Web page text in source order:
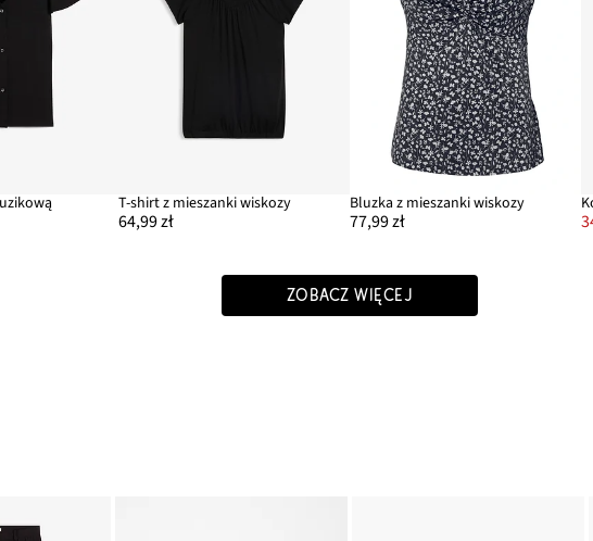
T-shirt z mieszanki wiskozy
64,99 zł
Bluzka z mieszanki wiskozy
77,99 zł
ZOBACZ WIĘCEJ